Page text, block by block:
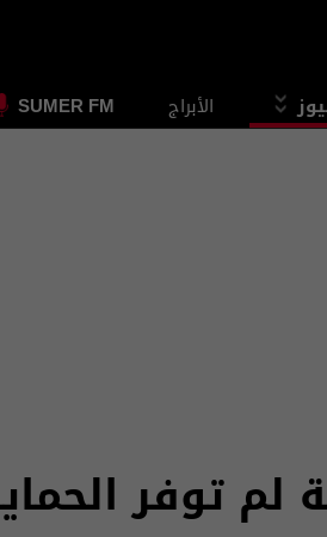
الأبراج SUMER FM
توفر